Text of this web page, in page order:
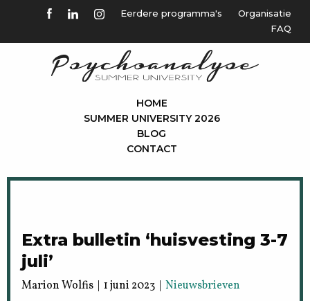
Eerdere programma's
Organisatie
FAQ
HOME
SUMMER UNIVERSITY 2026
BLOG
CONTACT
Extra bulletin ‘huisvesting 3-7
juli’
Marion Wolfis | 1 juni 2023 |Nieuwsbrieven